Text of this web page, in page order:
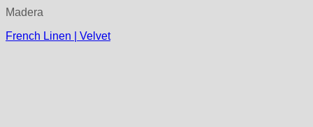
Madera
French Linen | Velvet